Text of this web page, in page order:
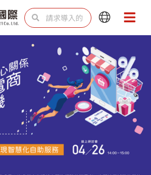
SearchSearch
Main
Menu
Main
Menu